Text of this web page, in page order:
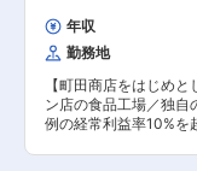
年収
勤務地
【町田商店をはじめ
ン店の食品工場／独自
例の経常利益率10%を超え